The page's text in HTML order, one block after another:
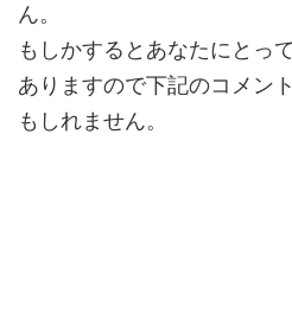
ん。
もしかするとあなたにとって
ありますので下記のコメン
もしれません。